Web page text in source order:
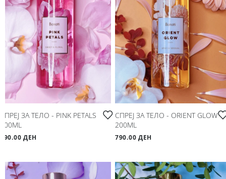
Аксесоари
Папучи и чизми за дома
Outlet
Хулахопки
Следете не
Следете не
СПРЕЈ ЗА ТЕЛО - PINK PETALS
200ML
790.00 ДЕН
СПРЕЈ ЗА ТЕЛО - ORIENT GLOW
200ML
790.00 ДЕН